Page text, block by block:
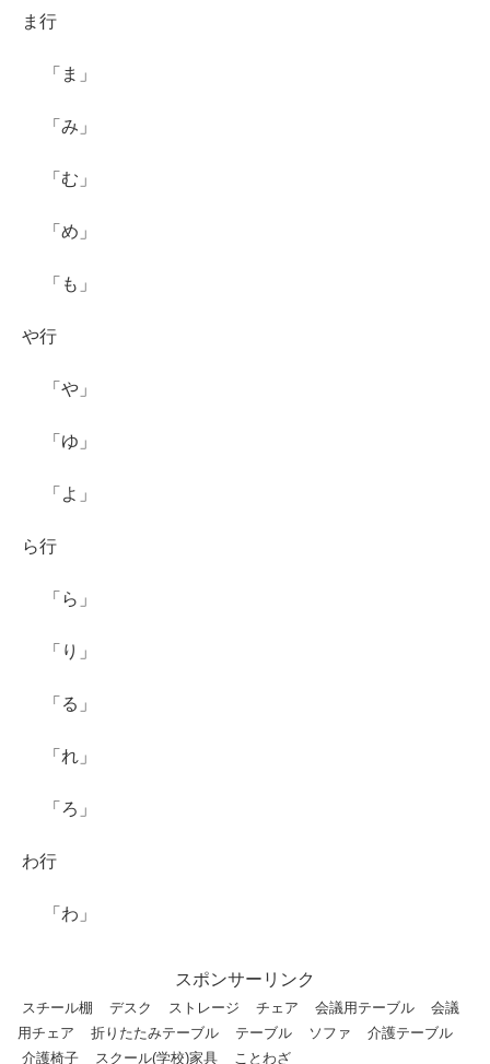
ま行
「ま」
「み」
「む」
「め」
「も」
や行
「や」
「ゆ」
「よ」
ら行
「ら」
「り」
「る」
「れ」
「ろ」
わ行
「わ」
スポンサーリンク
スチール棚 デスク ストレージ チェア 会議用テーブル
会議
用チェア
折りたたみテーブル テーブル ソファ
介護テーブル
介護椅子
スクール(学校)家具 ことわざ